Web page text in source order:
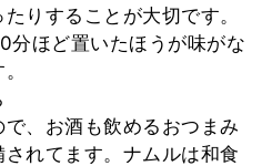
りすることが大切です。
分ほど置いたほうが味がな
、お酒も飲めるおつまみ
れてます。ナムルは和食